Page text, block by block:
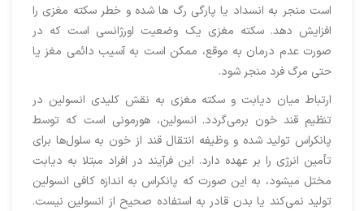
است منجر به انسداد یا پارگی رگ ها شده و خطر سکته مغزی را
افزایش دهد. سکته مغزی یک وضعیت اورژانسی است که در
صورت عدم درمان به موقع، ممکن است به آسیب دائمی مغز یا
حتی مرگ فرد منجر شود.
ارتباط میان دیابت و سکته مغزی به نقش کلیدی انسولین در
تنظیم قند خون برمی‌گردد. انسولین، هورمونی است که توسط
پانکراس تولید شده و وظیفه انتقال قند از خون به سلول‌ها برای
تأمین انرژی را بر عهده دارد. این فرآیند در افراد مبتلا به دیابت
مختل میشود، به این صورت که پانکراس به اندازه کافی انسولین
تولید نمی‌کند یا بدن قادر به استفاده صحیح از انسولین نیست.